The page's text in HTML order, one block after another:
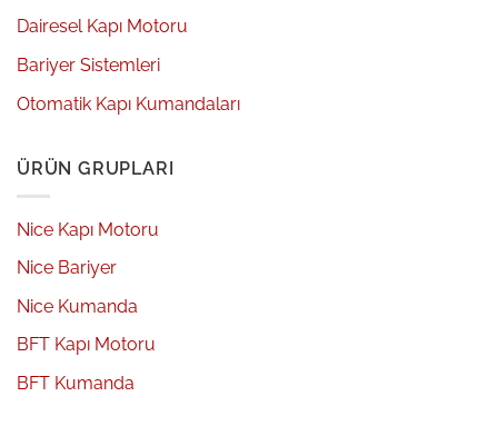
Dairesel Kapı Motoru
Bariyer Sistemleri
Otomatik Kapı Kumandaları
ÜRÜN GRUPLARI
Nice Kapı Motoru
Nice Bariyer
Nice Kumanda
BFT Kapı Motoru
BFT Kumanda